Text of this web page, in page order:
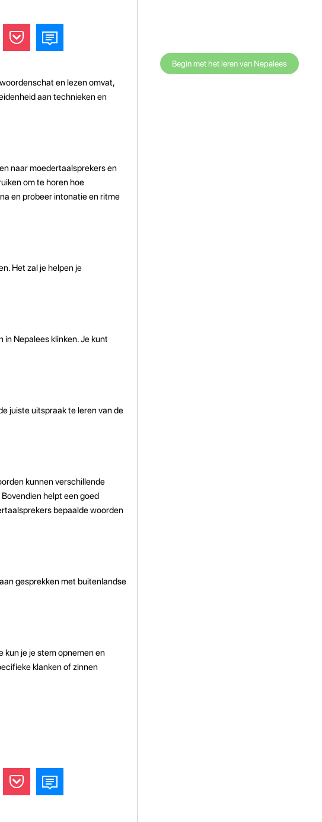
en lezen omvat,
aan technieken en
naar moedertaalsprekers en
om te horen hoe
en probeer intonatie en ritme
Het zal je helpen je
Nepalees klinken. Je kunt
juiste uitspraak te leren van de
kunnen verschillende
helpt een goed
bepaalde woorden
gesprekken met buitenlandse
kun je je stem opnemen en
klanken of zinnen
Begin met het leren van Nepalees